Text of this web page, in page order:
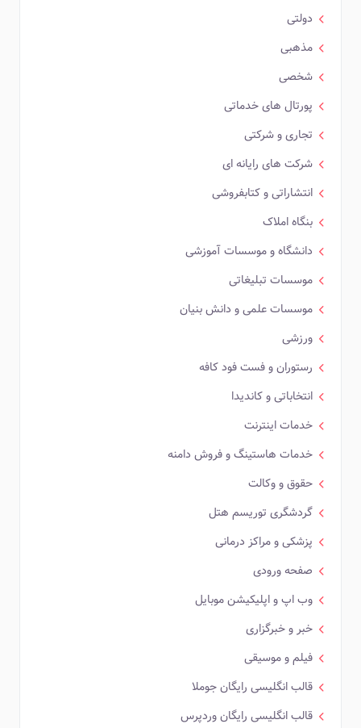
دولتی
مذهبی
شخصی
پورتال های خدماتی
تجاری و شرکتی
شرکت های رایانه ای
انتشاراتی و کتابفروشی
بنگاه املاک
دانشگاه و موسسات آموزشی
موسسات تبلیغاتی
موسسات علمی و دانش بنیان
ورزشی
رستوران و فست فود کافه
انتخاباتی و کاندیدا
خدمات اینترنت
خدمات هاستینگ و فروش دامنه
حقوق و وکالت
گردشگری توریسم هتل
پزشکی و مراکز درمانی
صفحه ورودی
وب اپ و اپلیکیشن موبایل
خبر و خبرگزاری
فیلم و موسیقی
قالب انگلیسی رایگان جوملا
قالب انگلیسی رایگان وردپرس